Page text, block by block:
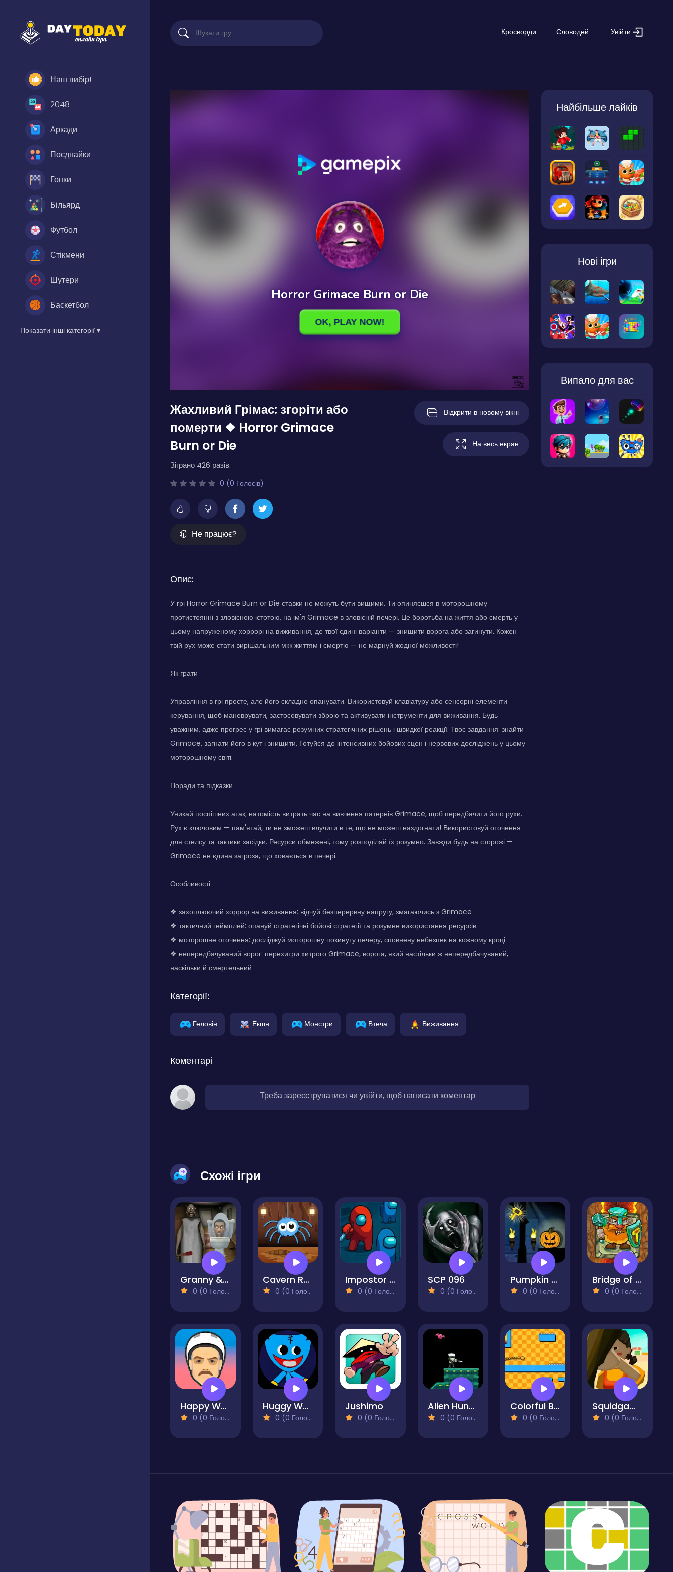
Наш вибір!
2048
Аркади
Поєднайки
Гонки
Більярд
Футбол
Стікмени
Шутери
Баскетбол
Показати інші категорії ▾
Кросворди Словодей Увійти
Жахливий Грімас: згоріти або
померти ❖ Horror Grimace
Burn or Die
Зіграно 426 разів.
0 (0 Голосів)
Не працює?
Відкрити в новому вікні
На весь екран
Опис:
У грі Horror Grimace Burn or Die ставки не можуть бути вищими. Ти опиняєшся в моторошному
протистоянні з зловісною істотою, на ім'я Grimace в зловісній печері. Це боротьба на життя або смерть у
цьому напруженому хоррорі на виживання, де твої єдині варіанти — знищити ворога або загинути. Кожен
твій рух може стати вирішальним між життям і смертю — не марнуй жодної можливості!
Як грати
Управління в грі просте, але його складно опанувати. Використовуй клавіатуру або сенсорні елементи
керування, щоб маневрувати, застосовувати зброю та активувати інструменти для виживання. Будь
уважним, адже прогрес у грі вимагає розумних стратегічних рішень і швидкої реакції. Твоє завдання: знайти
Grimace, загнати його в кут і знищити. Готуйся до інтенсивних бойових сцен і нервових досліджень у цьому
моторошному світі.
Поради та підказки
Уникай поспішних атак; натомість витрать час на вивчення патернів Grimace, щоб передбачити його рухи.
Рух є ключовим — пам'ятай, ти не зможеш влучити в те, що не можеш наздогнати! Використовуй оточення
для стелсу та тактики засідки. Ресурси обмежені, тому розподіляй їх розумно. Завжди будь на сторожі —
Grimace не єдина загроза, що ховається в печері.
Особливості
❖ захоплюючий хоррор на виживання: відчуй безперервну напругу, змагаючись з Grimace
❖ тактичний геймплей: опануй стратегічні бойові стратегії та розумне використання ресурсів
❖ моторошне оточення: досліджуй моторошну покинуту печеру, сповнену небезпек на кожному кроці
❖ непередбачуваний ворог: перехитри хитрого Grimace, ворога, який настільки ж непередбачуваний,
наскільки й смертельний
Категорії:
Геловін Екшн Монстри Втеча Виживання
Коментарі
Треба зареєструватися чи увійти, щоб написати коментар
Найбільше лайків
Нові ігри
Випало для вас
Схожі ігри
Granny & Skibidi toilet Escape Horror
0 (0 Голосів)
Cavern Run Endless Runner Game
0 (0 Голосів)
Impostor Among Space
0 (0 Голосів)
SCP 096
0 (0 Голосів)
Pumpkin And The Dungeon Of Doom
0 (0 Голосів)
Bridge of Doom
0 (0 Голосів)
Happy Wheels
0 (0 Голосів)
Huggy Wuggy Run
0 (0 Голосів)
Jushimo
0 (0 Голосів)
Alien Hunter Remastered
0 (0 Голосів)
Colorful Ball X
0 (0 Голосів)
Squidgames 3D
0 (0 Голосів)